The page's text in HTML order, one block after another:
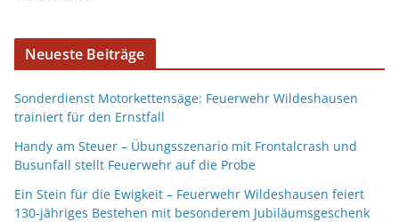
Neueste Beiträge
Sonderdienst Motorkettensäge: Feuerwehr Wildeshausen
trainiert für den Ernstfall
Handy am Steuer – Übungsszenario mit Frontalcrash und
Busunfall stellt Feuerwehr auf die Probe
Ein Stein für die Ewigkeit – Feuerwehr Wildeshausen feiert
130-jähriges Bestehen mit besonderem Jubiläumsgeschenk